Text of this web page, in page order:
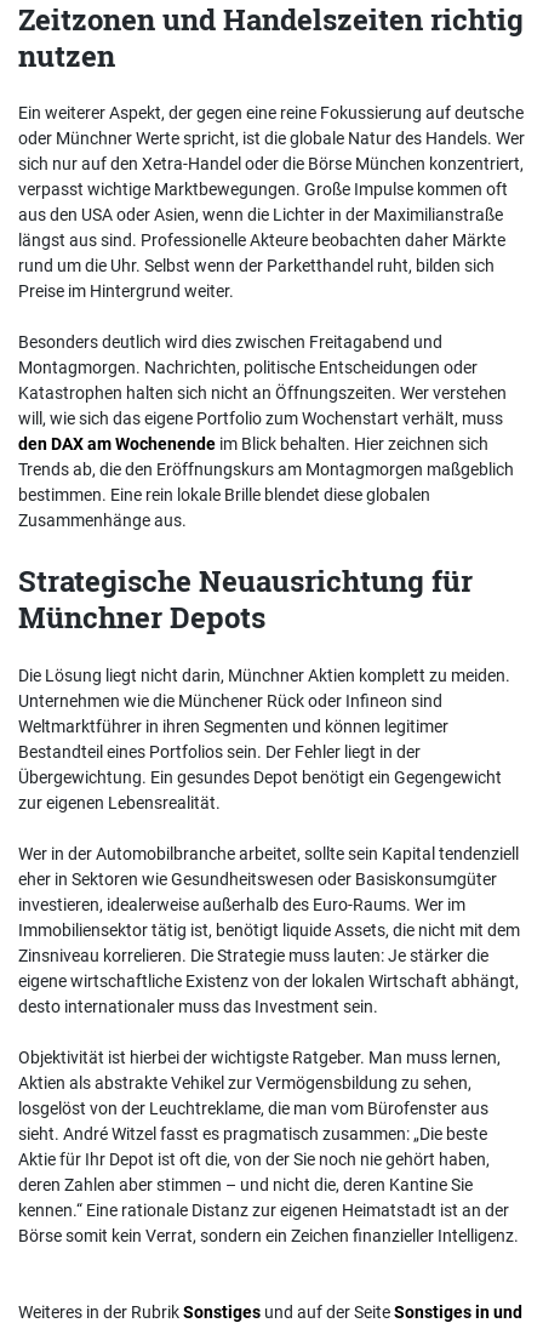
Zeitzonen und Handelszeiten richtig
nutzen
Ein weiterer Aspekt, der gegen eine reine Fokussierung auf deutsche
oder Münchner Werte spricht, ist die globale Natur des Handels. Wer
sich nur auf den Xetra-Handel oder die Börse München konzentriert,
verpasst wichtige Marktbewegungen. Große Impulse kommen oft
aus den USA oder Asien, wenn die Lichter in der Maximilianstraße
längst aus sind. Professionelle Akteure beobachten daher Märkte
rund um die Uhr. Selbst wenn der Parketthandel ruht, bilden sich
Preise im Hintergrund weiter.
Besonders deutlich wird dies zwischen Freitagabend und
Montagmorgen. Nachrichten, politische Entscheidungen oder
Katastrophen halten sich nicht an Öffnungszeiten. Wer verstehen
will, wie sich das eigene Portfolio zum Wochenstart verhält, muss
den DAX am Wochenende im Blick behalten. Hier zeichnen sich
Trends ab, die den Eröffnungskurs am Montagmorgen maßgeblich
bestimmen. Eine rein lokale Brille blendet diese globalen
Zusammenhänge aus.
Strategische Neuausrichtung für
Münchner Depots
Die Lösung liegt nicht darin, Münchner Aktien komplett zu meiden.
Unternehmen wie die Münchener Rück oder Infineon sind
Weltmarktführer in ihren Segmenten und können legitimer
Bestandteil eines Portfolios sein. Der Fehler liegt in der
Übergewichtung. Ein gesundes Depot benötigt ein Gegengewicht
zur eigenen Lebensrealität.
Wer in der Automobilbranche arbeitet, sollte sein Kapital tendenziell
eher in Sektoren wie Gesundheitswesen oder Basiskonsumgüter
investieren, idealerweise außerhalb des Euro-Raums. Wer im
Immobiliensektor tätig ist, benötigt liquide Assets, die nicht mit dem
Zinsniveau korrelieren. Die Strategie muss lauten: Je stärker die
eigene wirtschaftliche Existenz von der lokalen Wirtschaft abhängt,
desto internationaler muss das Investment sein.
Objektivität ist hierbei der wichtigste Ratgeber. Man muss lernen,
Aktien als abstrakte Vehikel zur Vermögensbildung zu sehen,
losgelöst von der Leuchtreklame, die man vom Bürofenster aus
sieht. André Witzel fasst es pragmatisch zusammen: „Die beste
Aktie für Ihr Depot ist oft die, von der Sie noch nie gehört haben,
deren Zahlen aber stimmen – und nicht die, deren Kantine Sie
kennen.“ Eine rationale Distanz zur eigenen Heimatstadt ist an der
Börse somit kein Verrat, sondern ein Zeichen finanzieller Intelligenz.
Weiteres in der RubrikSonstiges und auf der SeiteSonstiges in und